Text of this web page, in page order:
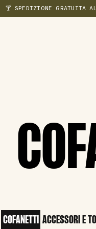
🍸 SPEDIZIONE GRATUITA
COFANETTI ACCESSORI E